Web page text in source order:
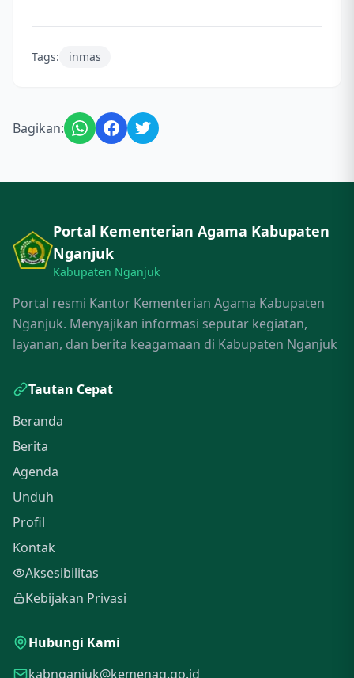
Tags: inmas
Bagikan:
Portal Kementerian Agama Kabupaten
Nganjuk
Kabupaten Nganjuk
Portal resmi Kantor Kementerian Agama Kabupaten
Nganjuk. Menyajikan informasi seputar kegiatan,
layanan, dan berita keagamaan di Kabupaten Nganjuk
Tautan Cepat
Beranda
Berita
Agenda
Unduh
Profil
Kontak
Aksesibilitas
Kebijakan Privasi
Hubungi Kami
kabnganjuk@kemenag.go.id